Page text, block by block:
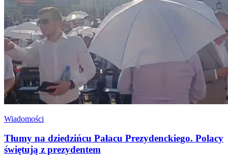
Wiadomości
Tłumy na dziedzińcu Pałacu Prezydenckiego. Polacy
świętują z prezydentem